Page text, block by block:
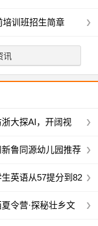
培训班招生简章
讯
大探AI，开阔视
鲁同源幼儿园推荐
英语从57提分到82
令营·探秘壮乡文